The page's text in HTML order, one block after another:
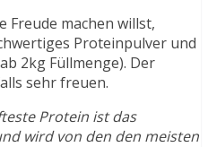
Freude machen willst,
Proteinpulver und
2kg Füllmenge). Der
sehr freuen.
Protein ist das
wird von den den meisten